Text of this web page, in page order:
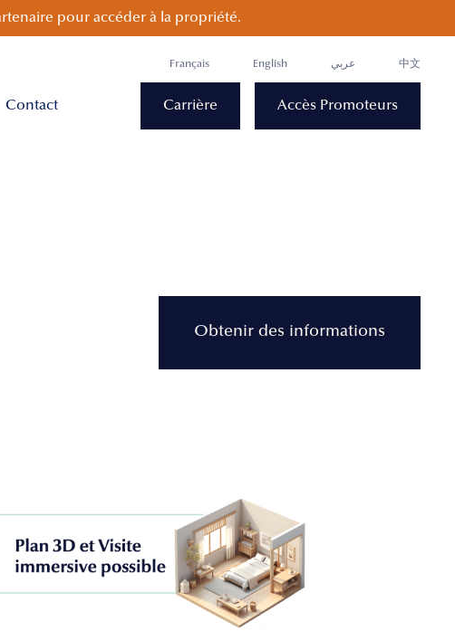
pour accéder à la propriété.
Français English عربي 中文
Contact Carrière Accès Promoteurs
Obtenir des informations